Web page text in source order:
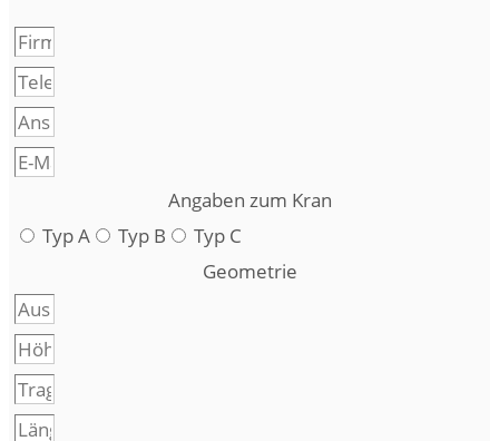
Angaben zum Kran
Typ A
Typ B
Typ C
Geometrie